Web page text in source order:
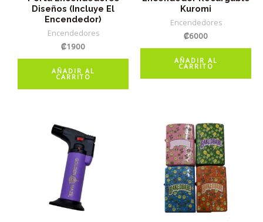
Diseños (Incluye El
Encendedor)
Encendedores
₡1900
AÑADIR AL
CARRITO
Kuromi
Encendedores
₡6000
AÑADIR AL
CARRITO